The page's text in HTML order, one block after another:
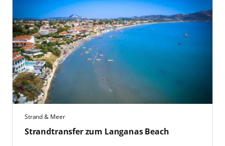
Strand & Meer
Strandtransfer zum Langanas Beach